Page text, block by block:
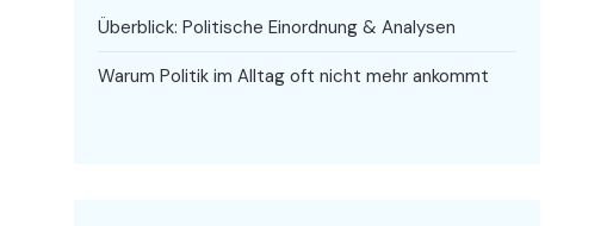
Überblick: Politische Einordnung & Analysen
Warum Politik im Alltag oft nicht mehr ankommt